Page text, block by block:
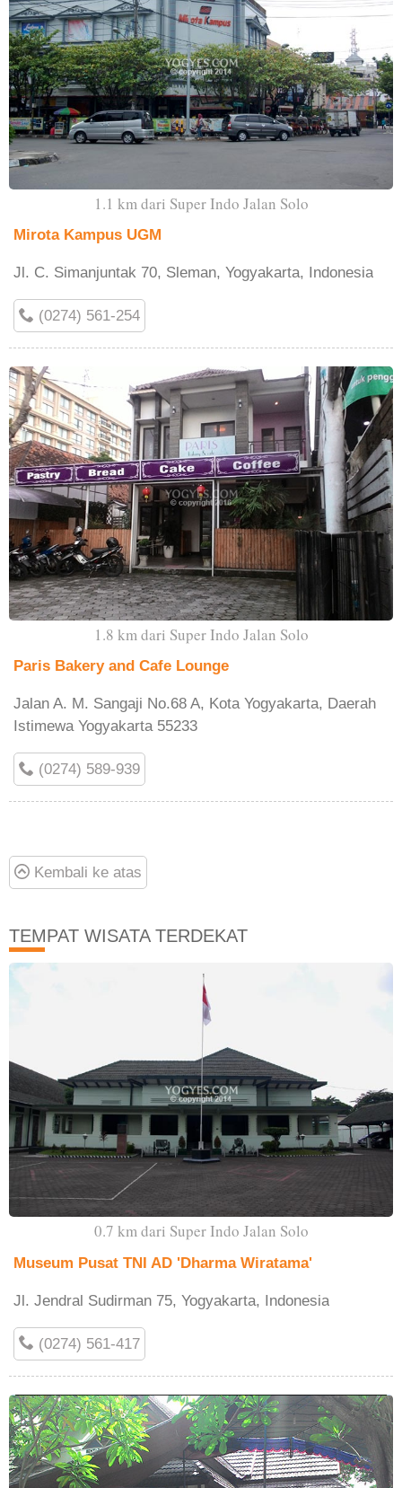
1.1 km dari Super Indo Jalan Solo
Mirota Kampus UGM
Jl. C. Simanjuntak 70, Sleman, Yogyakarta, Indonesia
(0274) 561-254
1.8 km dari Super Indo Jalan Solo
Paris Bakery and Cafe Lounge
Jalan A. M. Sangaji No.68 A, Kota Yogyakarta, Daerah
Istimewa Yogyakarta 55233
(0274) 589-939
Kembali ke atas
TEMPAT WISATA TERDEKAT
0.7 km dari Super Indo Jalan Solo
Museum Pusat TNI AD 'Dharma Wiratama'
Jl. Jendral Sudirman 75, Yogyakarta, Indonesia
(0274) 561-417